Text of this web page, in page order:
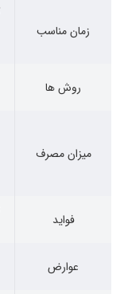
زمان مناسب
روش ها
میزان مصرف
فواید
عوارض